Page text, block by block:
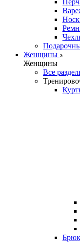
Женщины
Женщины
Все